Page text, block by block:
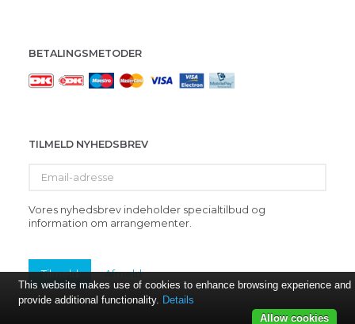
BETALINGSMETODER
TILMELD NYHEDSBREV
adresse
Vores nyhedsbrev indeholder specialtilbud og
information om arrangementer.
Tilmeld Afmeld
This website makes use of cookies to enhance browsing experience and
provide additional functionality. Details
Allow cookies